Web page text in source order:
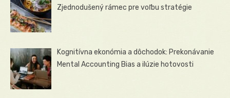
Zjednodušený rámec pre voľbu stratégie
Kognitívna ekonómia a dôchodok: Prekonávanie
Mental Accounting Bias a ilúzie hotovosti